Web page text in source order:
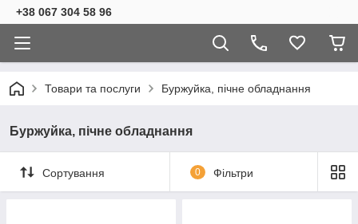
+38 067 304 58 96
Товари та послуги Буржуйка, пічне обладнання
Буржуйка, пічне обладнання
Сортування 0 Фільтри